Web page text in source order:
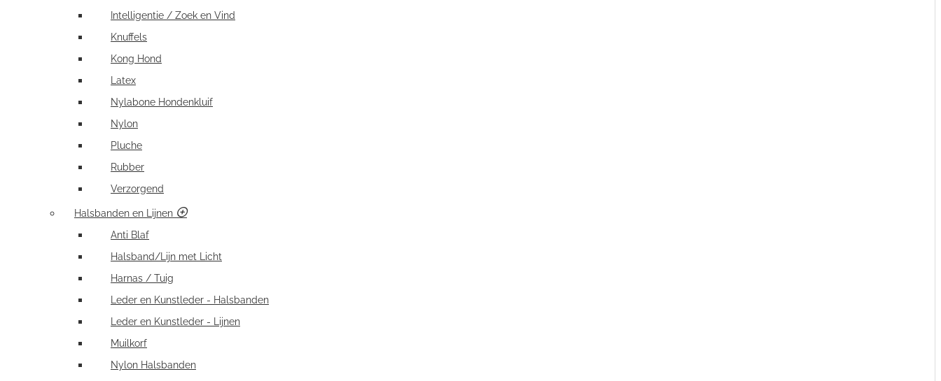
Intelligentie / Zoek en Vind
Knuffels
Kong Hond
Latex
Nylabone Hondenkluif
Nylon
Pluche
Rubber
Verzorgend
Halsbanden en Lijnen
Anti Blaf
Halsband/Lijn met Licht
Harnas / Tuig
Leder en Kunstleder - Halsbanden
Leder en Kunstleder - Lijnen
Muilkorf
Nylon Halsbanden